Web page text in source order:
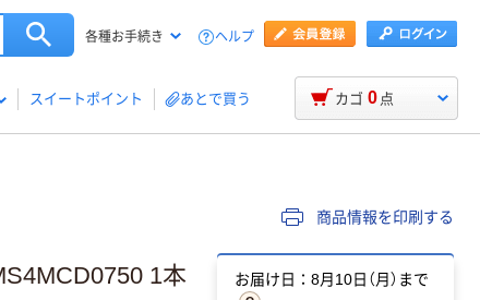
各種お手続き ヘルプ
スイートポイント あとで買う カゴ 0 点
商品情報を印刷する
1本
お届け日：8月10日（月）まで